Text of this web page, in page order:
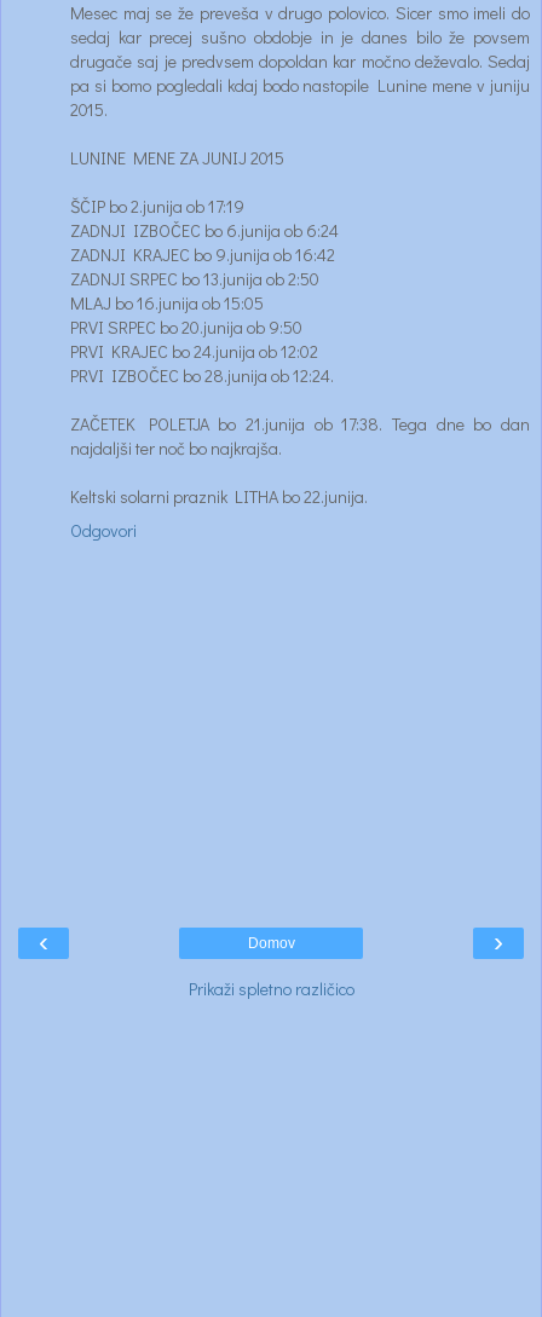
Mesec maj se že preveša v drugo polovico. Sicer smo imeli do
sedaj kar precej sušno obdobje in je danes bilo že povsem
drugače saj je predvsem dopoldan kar močno deževalo. Sedaj
pa si bomo pogledali kdaj bodo nastopile Lunine mene v juniju
2015.
LUNINE MENE ZA JUNIJ 2015
ŠČIP bo 2.junija ob 17:19
ZADNJI IZBOČEC bo 6.junija ob 6:24
ZADNJI KRAJEC bo 9.junija ob 16:42
ZADNJI SRPEC bo 13.junija ob 2:50
MLAJ bo 16.junija ob 15:05
PRVI SRPEC bo 20.junija ob 9:50
PRVI KRAJEC bo 24.junija ob 12:02
PRVI IZBOČEC bo 28.junija ob 12:24.
ZAČETEK POLETJA bo 21.junija ob 17:38. Tega dne bo dan
najdaljši ter noč bo najkrajša.
Keltski solarni praznik LITHA bo 22.junija.
Odgovori
‹ ›
Domov
Prikaži spletno različico